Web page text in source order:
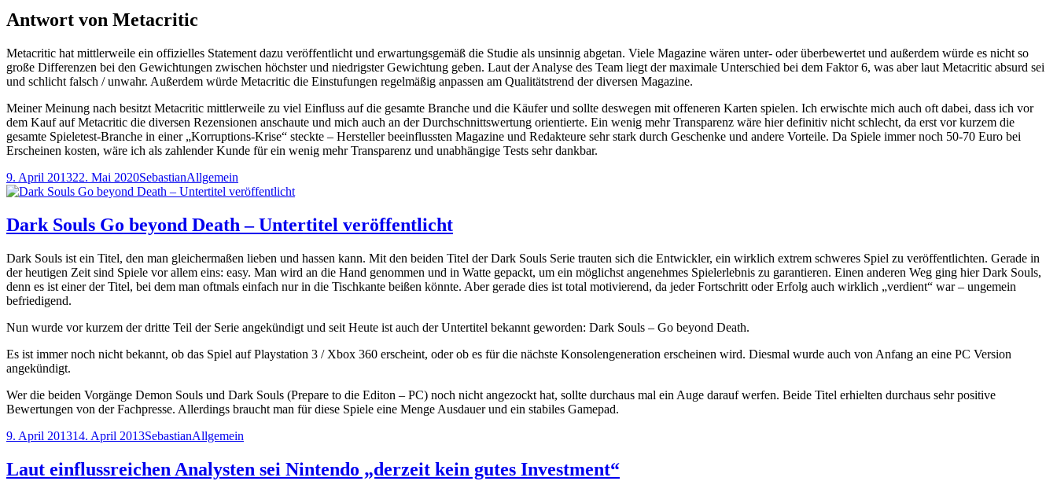
Antwort von Metacritic
Metacritic hat mittlerweile ein offizielles Statement dazu veröffentlicht und erwartungsgemäß die Studie als unsinnig abgetan. Viele Magazine wären unter- oder überbewertet und außerdem würde es nicht so
große Differenzen bei den Gewichtungen zwischen höchster und niedrigster Gewichtung geben. Laut der Analyse des Team liegt der maximale Unterschied bei dem Faktor 6, was aber laut Metacritic absurd sei
und schlicht falsch / unwahr. Außerdem würde Metacritic die Einstufungen regelmäßig anpassen am Qualitätstrend der diversen Magazine.
Meiner Meinung nach besitzt Metacritic mittlerweile zu viel Einfluss auf die gesamte Branche und die Käufer und sollte deswegen mit offeneren Karten spielen. Ich erwischte mich auch oft dabei, dass ich vor
dem Kauf auf Metacritic die diversen Rezensionen anschaute und mich auch an der Durchschnittswertung orientierte. Ein wenig mehr Transparenz wäre hier definitiv nicht schlecht, da erst vor kurzem die
gesamte Spieletest-Branche in einer „Korruptions-Krise“ steckte – Hersteller beeinflussten Magazine und Redakteure sehr stark durch Geschenke und andere Vorteile. Da Spiele immer noch 50-70 Euro bei
Erscheinen kosten, wäre ich als zahlender Kunde für ein wenig mehr Transparenz und unabhängige Tests sehr dankbar.
Veröffentlicht
am
9. April 201322. Mai 2020Autor
SebastianKategorien
Allgemein
Dark Souls Go beyond Death – Untertitel veröffentlicht
Dark Souls ist ein Titel, den man gleichermaßen lieben und hassen kann. Mit den beiden Titel der Dark Souls Serie trauten sich die Entwickler, ein wirklich extrem schweres Spiel zu veröffentlichten. Gerade in
der heutigen Zeit sind Spiele vor allem eins: easy. Man wird an die Hand genommen und in Watte gepackt, um ein möglichst angenehmes Spielerlebnis zu garantieren. Einen anderen Weg ging hier Dark Souls,
denn es ist einer der Titel, bei dem man oftmals einfach nur in die Tischkante beißen könnte. Aber gerade dies ist total motivierend, da jeder Fortschritt oder Erfolg auch wirklich „verdient“ war – ungemein
befriedigend.
Nun wurde vor kurzem der dritte Teil der Serie angekündigt und seit Heute ist auch der Untertitel bekannt geworden: Dark Souls – Go beyond Death.
Es ist immer noch nicht bekannt, ob das Spiel auf Playstation 3 / Xbox 360 erscheint, oder ob es für die nächste Konsolengeneration erscheinen wird. Diesmal wurde auch von Anfang an eine PC Version
angekündigt.
Wer die beiden Vorgänge Demon Souls und Dark Souls (Prepare to die Editon – PC) noch nicht angezockt hat, sollte durchaus mal ein Auge darauf werfen. Beide Titel erhielten durchaus sehr positive
Bewertungen von der Fachpresse. Allerdings braucht man für diese Spiele eine Menge Ausdauer und ein stabiles Gamepad.
Veröffentlicht
9. April 201314. April 2013Autor
SebastianKategorien
Allgemein
Laut einflussreichen Analysten sei Nintendo „derzeit kein gutes Investment“